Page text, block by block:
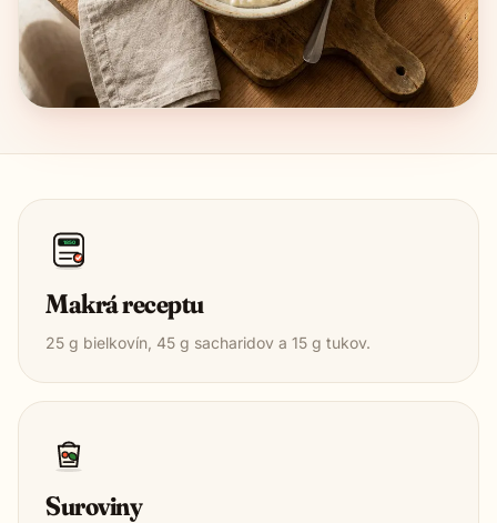
1850
Makrá receptu
25 g bielkovín, 45 g sacharidov a 15 g tukov.
Suroviny